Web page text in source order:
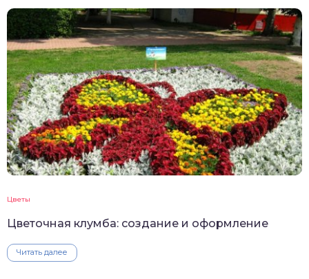
Цветы
Цветочная клумба: создание и оформление
Читать далее